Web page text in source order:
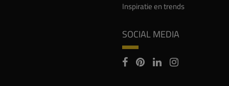
Inspiratie en trends
SOCIAL MEDIA